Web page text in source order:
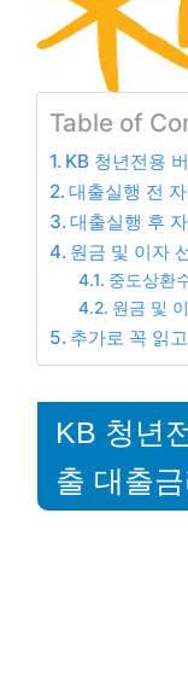
Table of
KB 청년전용
대출실행 전
대출실행 후
원금 및 이자
중도상환
원금 및
추가로 꼭 읽
KB 청년
출 대출금